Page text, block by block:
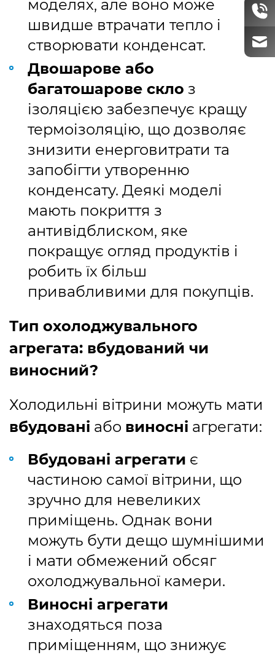
моделях, але воно може
швидше втрачати тепло і
створювати конденсат.
Двошарове або
багатошарове скло з
ізоляцією забезпечує кращу
термоізоляцію, що дозволяє
знизити енерговитрати та
запобігти утворенню
конденсату. Деякі моделі
мають покриття з
антивідблиском, яке
покращує огляд продуктів і
робить їх більш
привабливими для покупців.
Тип охолоджувального
агрегата: вбудований чи
виносний?
Холодильні вітрини можуть мати
вбудовані або виносні агрегати:
Вбудовані агрегати є
частиною самої вітрини, що
зручно для невеликих
приміщень. Однак вони
можуть бути дещо шумнішими
і мати обмежений обсяг
охолоджувальної камери.
Виносні агрегати
знаходяться поза
приміщенням, що знижує